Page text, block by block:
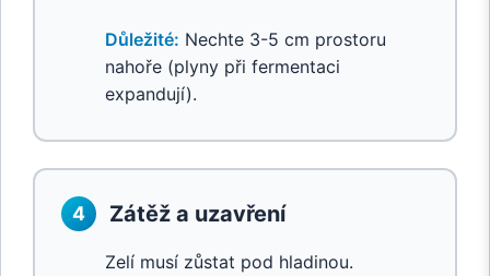
Důležité: Nechte 3-5 cm prostoru
nahoře (plyny při fermentaci
expandují).
4 Zátěž a uzavření
Zelí musí zůstat pod hladinou.